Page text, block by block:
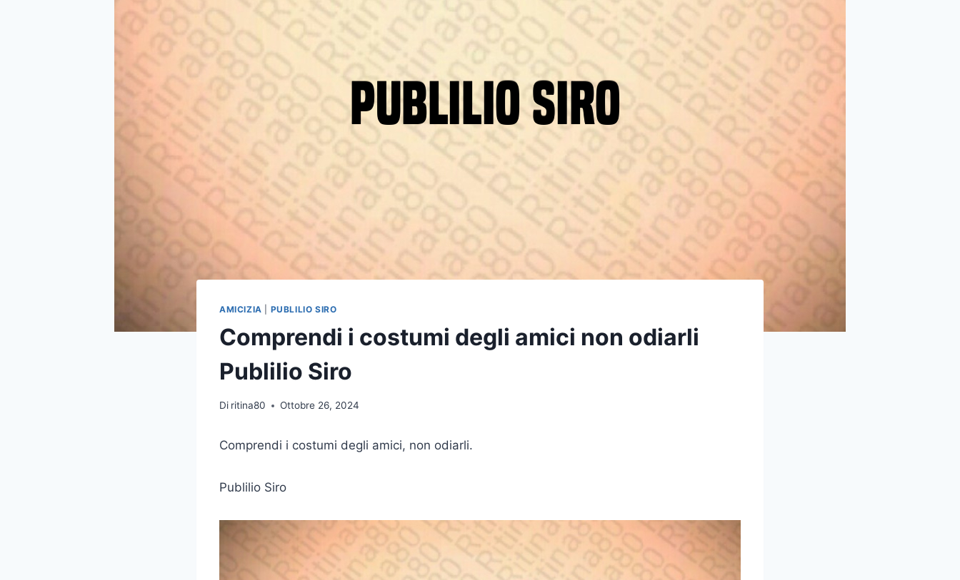
AMICIZIA PUBLILIO SIRO
Comprendi i costumi degli amici non odiarli
Publilio Siro
Di ritina80 Ottobre 26, 2024
Comprendi i costumi degli amici, non odiarli.
Publilio Siro